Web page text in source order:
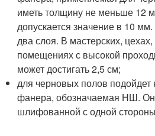
иметь толщину не меньше 12
допускается значение в 10
два слоя. В мастерских,
помещениях с высокой
может достигать 2,5 см;
для черновых полов
фанера, обозначаемая НШ.
шлифованной с одной